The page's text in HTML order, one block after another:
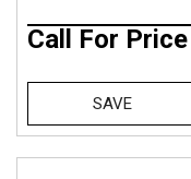
Call For
SAVE